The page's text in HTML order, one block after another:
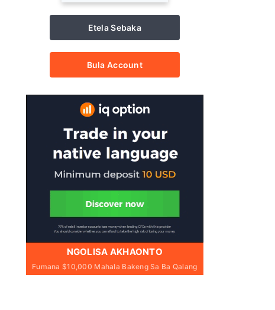
Etela Sebaka
Bula Account
NGOLISA AKHAONTO
Fumana $10,000 Mahala Bakeng Sa Ba Qalang